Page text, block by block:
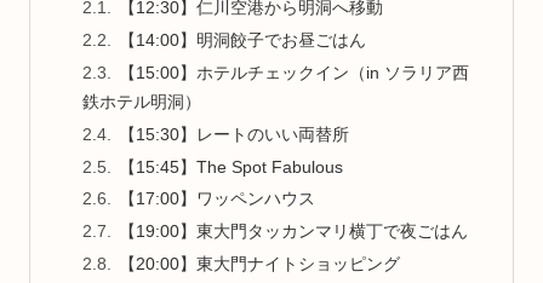
【12:30】仁川空港から明洞へ移動
【14:00】明洞餃子でお昼ごはん
【15:00】ホテルチェックイン（in ソラリア西
鉄ホテル明洞）
【15:30】レートのいい両替所
【15:45】The Spot Fabulous
【17:00】ワッペンハウス
【19:00】東大門タッカンマリ横丁で夜ごはん
【20:00】東大門ナイトショッピング